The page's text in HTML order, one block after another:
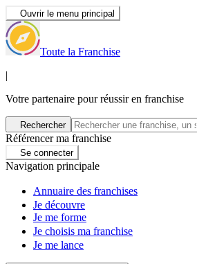
Ouvrir le menu principal
Toute la Franchise
|
Votre partenaire pour réussir en franchise
Rechercher
Référencer ma franchise
Se connecter
Navigation principale
Annuaire des franchises
Je découvre
Je me forme
Je choisis ma franchise
Je me lance